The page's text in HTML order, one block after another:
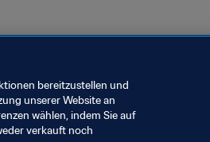
bereitzustellen und
unserer Website an
wählen, indem Sie auf
verkauft noch